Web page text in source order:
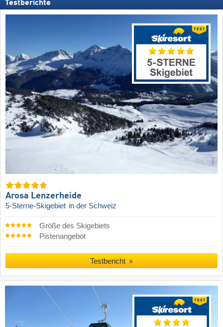
Testberichte
Arosa Lenzerheide
5-Sterne-Skigebiet in der Schweiz
Größe des Skigebiets
Pistenangebot
Testbericht